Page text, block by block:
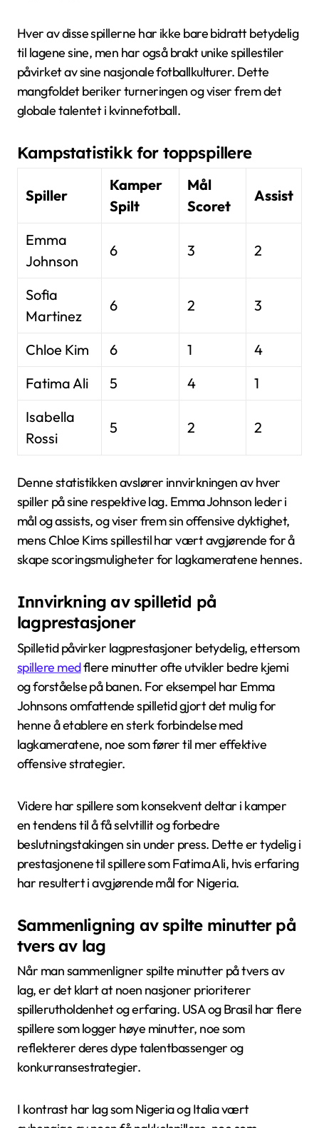
Hver av disse spillerne har ikke bare bidratt betydelig
til lagene sine, men har også brakt unike spillestiler
påvirket av sine nasjonale fotballkulturer. Dette
mangfoldet beriker turneringen og viser frem det
globale talentet i kvinnefotball.
Kampstatistikk for toppspillere
Spiller
Kamper
Spilt
Mål
Scoret
Assist
Emma
Johnson
6 3 2
Sofia
Martinez
6 2 3
Chloe Kim 6 1
4
Fatima Ali
5 4
1
Isabella
Rossi
5 2 2
Denne statistikken avslører innvirkningen av hver
spiller på sine respektive lag. Emma Johnson leder i
mål og assists, og viser frem sin offensive dyktighet,
mens Chloe Kims spillestil har vært avgjørende for å
skape scoringsmuligheter for lagkameratene hennes.
Innvirkning av spilletid på
lagprestasjoner
Spilletid påvirker lagprestasjoner betydelig, ettersom
spillere medflere minutter ofte utvikler bedre kjemi
og forståelse på banen. For eksempel har Emma
Johnsons omfattende spilletid gjort det mulig for
henne å etablere en sterk forbindelse med
lagkameratene, noe som fører til mer effektive
offensive strategier.
Videre har spillere som konsekvent deltar i kamper
en tendens til å få selvtillit og forbedre
beslutningstakingen sin under press. Dette er tydelig i
prestasjonene til spillere som Fatima Ali, hvis erfaring
har resultert i avgjørende mål for Nigeria.
Sammenligning av spilte minutter på
tvers av lag
Når man sammenligner spilte minutter på tvers av
lag, er det klart at noen nasjoner prioriterer
spillerutholdenhet og erfaring. USA og Brasil har flere
spillere som logger høye minutter, noe som
reflekterer deres dype talentbassenger og
konkurransestrategier.
I kontrast har lag som Nigeria og Italia vært